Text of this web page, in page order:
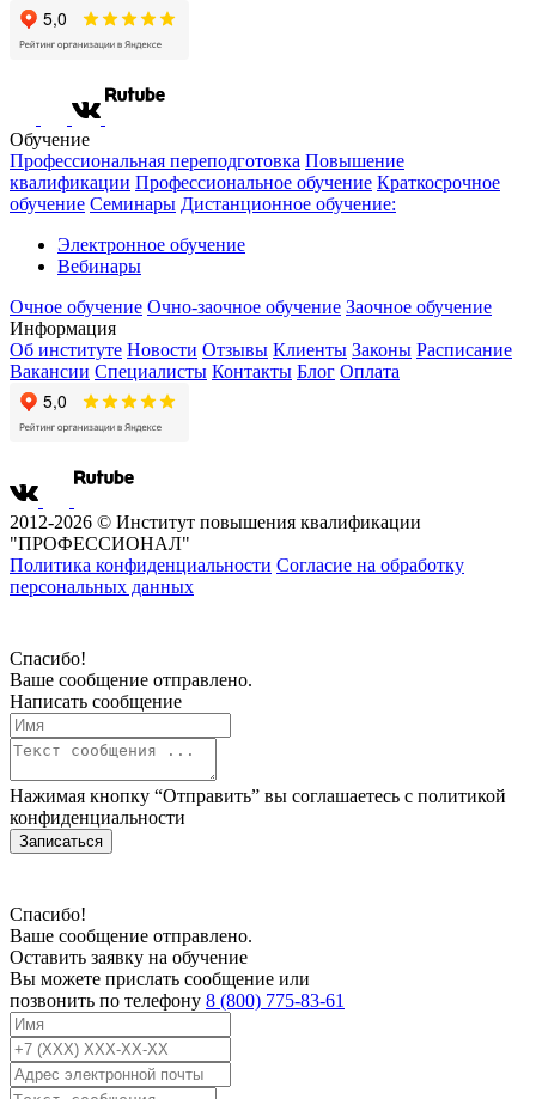
Обучение
Профессиональная переподготовка Повышение
квалификации Профессиональное обучение Краткосрочное
обучение Семинары Дистанционное обучение:
Электронное обучение
Вебинары
Очное обучение Очно-заочное обучение Заочное обучение
Информация
Об институте Новости Отзывы Клиенты Законы Расписание
Вакансии Специалисты Контакты Блог Оплата
2012-2026 © Институт повышения квалификации
"ПРОФЕССИОНАЛ"
Политика конфиденциальности Согласие на обработку
персональных данных
Спасибо!
Ваше сообщение отправлено.
Написать сообщение
Нажимая кнопку “Отправить” вы соглашаетесь с политикой
конфиденциальности
Записаться
Спасибо!
Ваше сообщение отправлено.
Оставить заявку на обучение
Вы можете прислать сообщение или
позвонить по телефону 8 (800) 775-83-61